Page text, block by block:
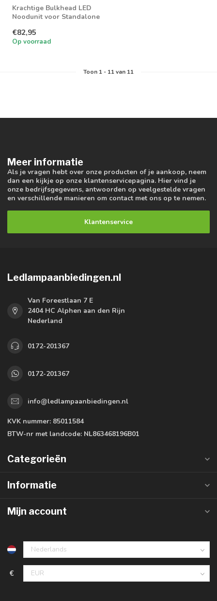
Krachtige Bulkhead LED
Noodunit voor Standalone
loodsen e...
€82,95
Op voorraad
Toon 1- 11van 11
Meer informatie
Als je vragen hebt over onze producten of je aankoop, neem
dan een kijkje op onze klantenservicepagina. Hier vind je
onze bedrijfsgegevens, antwoorden op veelgestelde vragen
en verschillende manieren om contact met ons op te nemen.
Klantenservice
Ledlampaanbiedingen.nl
Van Foreestlaan 7 E
2404 HC Alphen aan den Rijn
Nederland
0172-201367
0172-201367
info@ledlampaanbiedingen.nl
KVK nummer: 85011584
BTW-nr met landcode: NL863468196B01
Categorieën
Informatie
Mijn account
€